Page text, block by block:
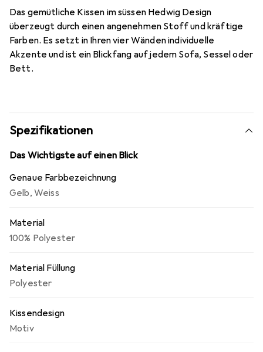
Das gemütliche Kissen im süssen Hedwig Design
überzeugt durch einen angenehmen Stoff und kräftige
Farben. Es setzt in Ihren vier Wänden individuelle
Akzente und ist ein Blickfang auf jedem Sofa, Sessel oder
Bett.
Spezifikationen
Das Wichtigste auf einen Blick
Genaue Farbbezeichnung
Gelb, Weiss
Material
100% Polyester
Material Füllung
Polyester
Kissendesign
Motiv